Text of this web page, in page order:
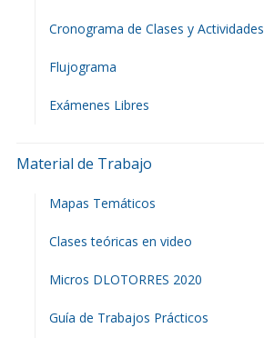
Cronograma de Clases y Actividades
Flujograma
Exámenes Libres
Material de Trabajo
Mapas Temáticos
Clases teóricas en video
Micros DLOTORRES 2020
Guía de Trabajos Prácticos